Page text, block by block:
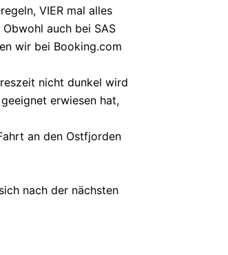
VIER mal alles
auch bei SAS
wir bei Booking.com
nicht dunkel wird
erwiesen hat,
an den Ostfjorden
nach der nächsten